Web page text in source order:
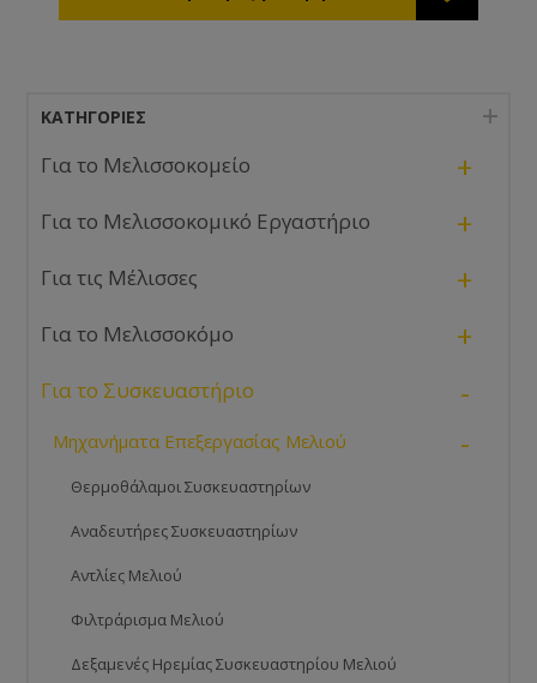
ΚΑΤΗΓΟΡΊΕΣ
Για το Μελισσοκομείο +
Για το Μελισσοκομικό Εργαστήριο +
Για τις Μέλισσες +
Για το Μελισσοκόμο +
Για το Συσκευαστήριο -
Μηχανήματα Επεξεργασίας Μελιού -
Θερμοθάλαμοι Συσκευαστηρίων
Αναδευτήρες Συσκευαστηρίων
Αντλίες Μελιού
Φιλτράρισμα Μελιού
Δεξαμενές Ηρεμίας Συσκευαστηρίου Μελιού